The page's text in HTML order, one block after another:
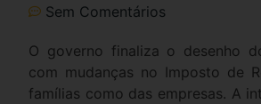
Sem Comentários
O governo finaliza o desenho
com mudanças no Imposto de
famílias como das empresas. A